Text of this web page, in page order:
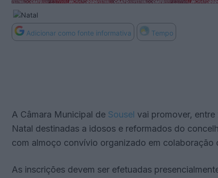
Adicionar como fonte informativa Tempo
A Câmara Municipal de Sousel vai promover,
Natal destinadas a idosos e reformados do
com almoço convívio organizado em colaboração
As inscrições devem ser efetuadas